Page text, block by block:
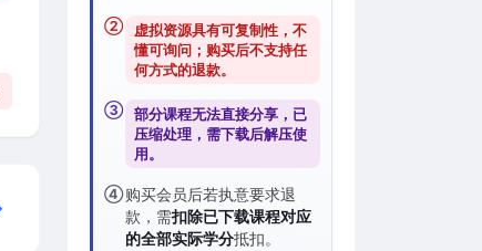
②
虚拟资源具有可复制性，不
懂可询问；购买后不支持任
何方式的退款。
③ 部分课程无法直接分享，已
压缩处理，需下载后解压使
用。
④购买会员后若执意要求退
款，需扣除已下载课程对应
的全部实际学分抵扣。